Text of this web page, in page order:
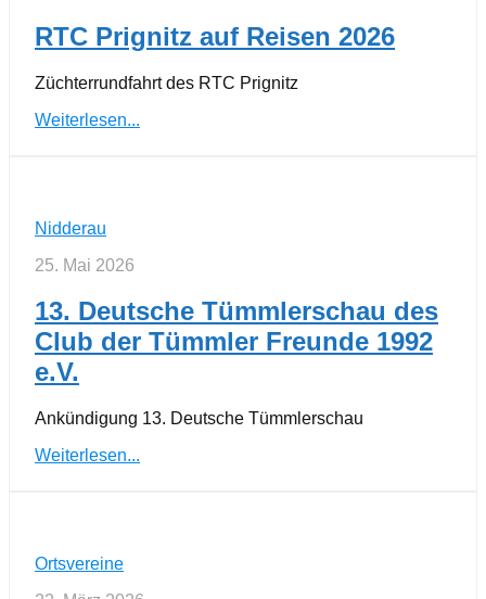
RTC Prignitz auf Reisen 2026
Züchterrundfahrt des RTC Prignitz
Weiterlesen...
Nidderau
25. Mai 2026
13. Deutsche Tümmlerschau des
Club der Tümmler Freunde 1992
e.V.
Ankündigung 13. Deutsche Tümmlerschau
Weiterlesen...
Ortsvereine